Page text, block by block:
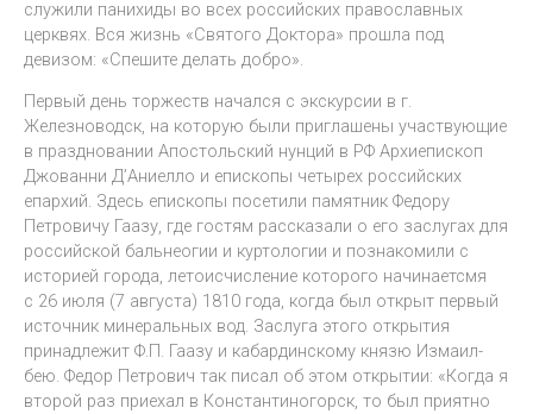
служили панихиды во всех российских православных
церквях. Вся жизнь «Святого Доктора» прошла под
девизом: «Спешите делать добро».
Первый день торжеств начался с экскурсии в г.
Железноводск, на которую были приглашены участвующие
в праздновании Апостольский нунций в РФ Архиепископ
Джованни Д’Аниелло и епископы четырех российских
епархий. Здесь епископы посетили памятник Федору
Петровичу Гаазу, где гостям рассказали о его заслугах для
российской бальнеогии и куртологии и познакомили с
историей города, летоисчисление которого начинаетсмя
с 26 июля (7 августа) 1810 года, когда был открыт первый
источник минеральных вод. Заслуга этого открытия
принадлежит Ф.П. Гаазу и кабардинскому князю Измаил-
бею. Федор Петрович так писал об этом открытии: «Когда я
второй раз приехал в Константиногорск, то был приятно